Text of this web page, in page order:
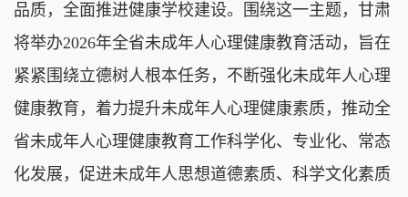
品质，全面推进健康学校建设。围绕这一主题，甘肃
将举办2026年全省未成年人心理健康教育活动，旨在
紧紧围绕立德树人根本任务，不断强化未成年人心理
健康教育，着力提升未成年人心理健康素质，推动全
省未成年人心理健康教育工作科学化、专业化、常态
化发展，促进未成年人思想道德素质、科学文化素质